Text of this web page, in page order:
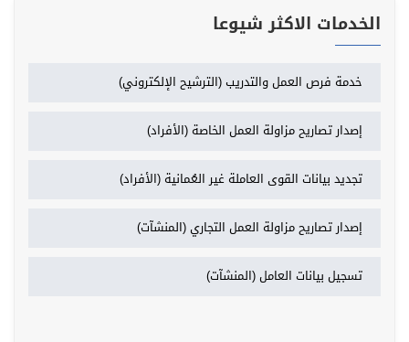
الخدمات الاكثر شيوعا
خدمة فرص العمل والتدريب (الترشيح الإلكتروني)
إصدار تصاريح مزاولة العمل الخاصة (الأفراد)
تجديد بيانات القوى العاملة غير العُمانية (الأفراد)
إصدار تصاريح مزاولة العمل التجاري (المنشآت)
تسجيل بيانات العامل (المنشآت)